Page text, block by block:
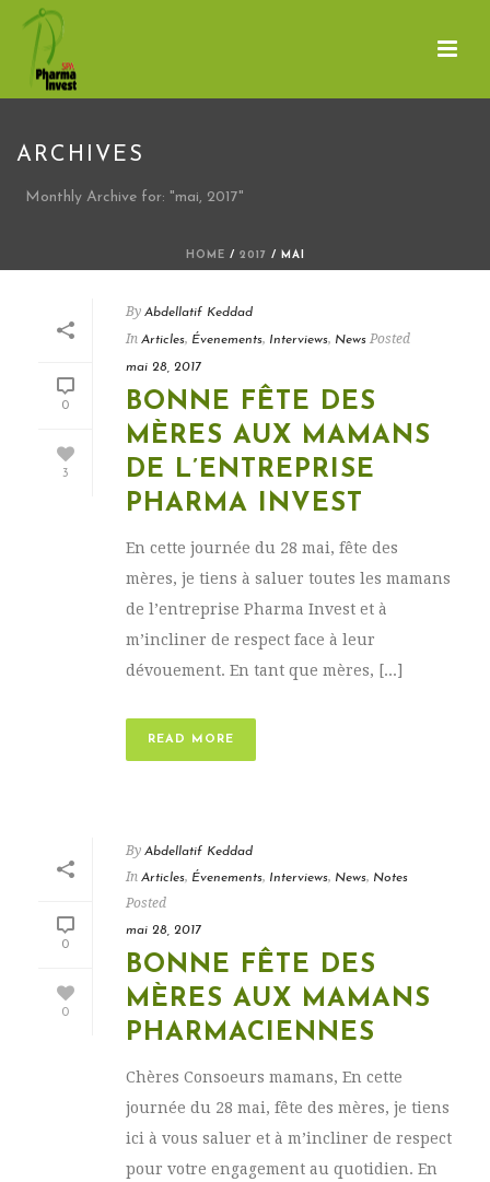
ARCHIVES
Monthly Archive for: "mai, 2017"
HOME / 2017 / MAI
0
3
By Abdellatif Keddad
In Articles, Évenements, Interviews, News Posted
mai 28, 2017
BONNE FÊTE DES
MÈRES AUX MAMANS
DE L’ENTREPRISE
PHARMA INVEST
En cette journée du 28 mai, fête des
mères, je tiens à saluer toutes les mamans
de l’entreprise Pharma Invest et à
m’incliner de respect face à leur
dévouement. En tant que mères, [...]
READ MORE
0
0
By Abdellatif Keddad
In Articles, Évenements, Interviews, News, Notes
Posted
mai 28, 2017
BONNE FÊTE DES
MÈRES AUX MAMANS
PHARMACIENNES
Chères Consoeurs mamans, En cette
journée du 28 mai, fête des mères, je tiens
ici à vous saluer et à m’incliner de respect
pour votre engagement au quotidien. En